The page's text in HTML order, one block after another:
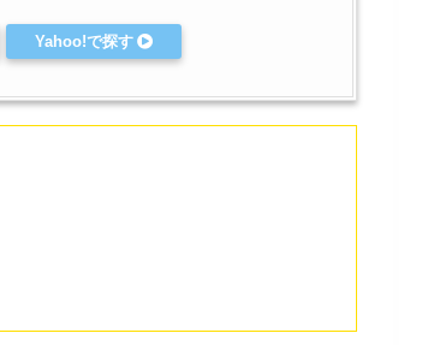
Yahoo!で探す